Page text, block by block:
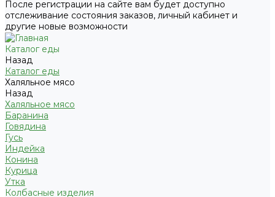
После регистрации на сайте вам будет доступно
отслеживание состояния заказов, личный кабинет и
другие новые возможности
Каталог еды
Назад
Каталог еды
Халяльное мясо
Назад
Халяльное мясо
Баранина
Говядина
Гусь
Индейка
Конина
Курица
Утка
Колбасные изделия